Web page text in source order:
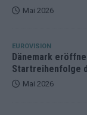
Mai 2026
EUROVISION
Dänemark
Startreihenfolge
Mai 2026